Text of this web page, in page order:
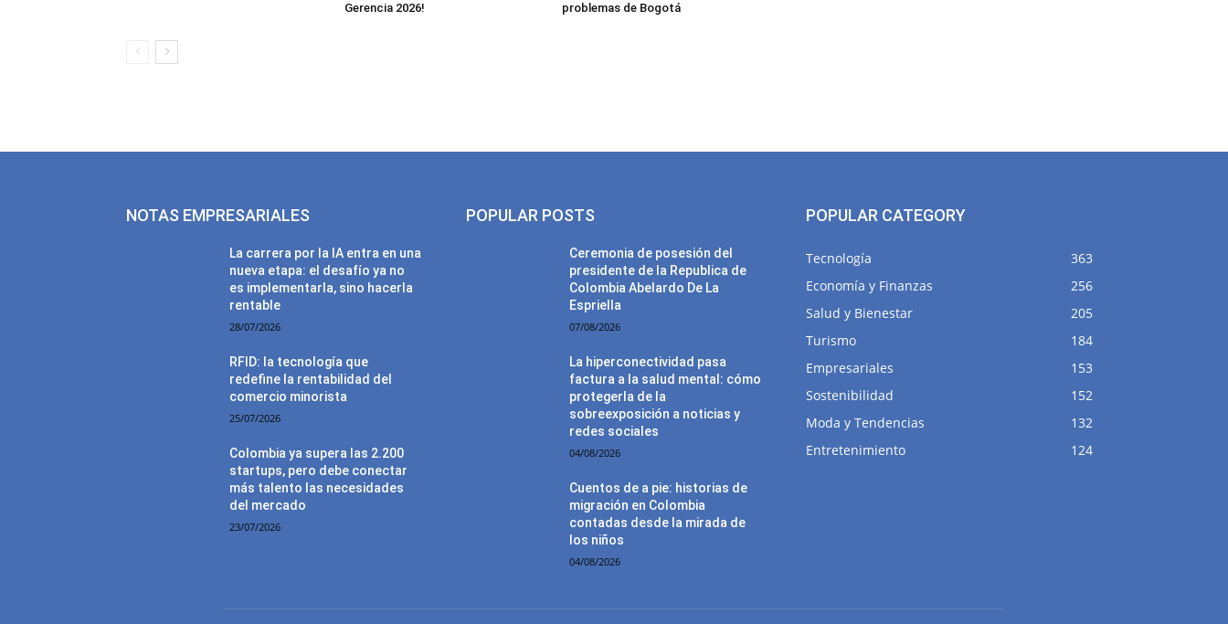
Gerencia 2026!
problemas de Bogotá
NOTAS EMPRESARIALES
La carrera por la IA entra en una
nueva etapa: el desafío ya no
es implementarla, sino hacerla
rentable
28/07/2026
RFID: la tecnología que
redefine la rentabilidad del
comercio minorista
25/07/2026
Colombia ya supera las 2.200
startups, pero debe conectar
más talento las necesidades
del mercado
23/07/2026
POPULAR POSTS
Ceremonia de posesión del
presidente de la Republica de
Colombia Abelardo De La
Espriella
07/08/2026
La hiperconectividad pasa
factura a la salud mental: cómo
protegerla de la
sobreexposición a noticias y
redes sociales
04/08/2026
Cuentos de a pie: historias de
migración en Colombia
contadas desde la mirada de
los niños
04/08/2026
POPULAR CATEGORY
Tecnología
363
Economía y Finanzas
256
Salud y Bienestar
205
Turismo
184
Empresariales
153
Sostenibilidad
152
Moda y Tendencias
132
Entretenimiento
124